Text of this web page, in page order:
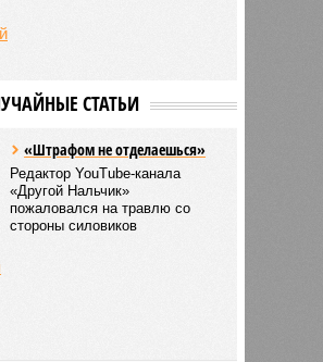
СТАТЬИ
«Штрафом не отделаешься»
Редактор YouTube-канала
«Другой Нальчик»
пожаловался на травлю со
стороны силовиков